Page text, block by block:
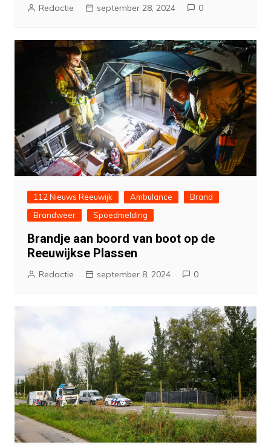
Redactie september 28, 2024 0
112 Nieuws Reeuwijk Ambulance
Brand
Brandweer
Spoedmelding
Brandje aan boord van boot op de
Reeuwijkse Plassen
Redactie september 8, 2024 0